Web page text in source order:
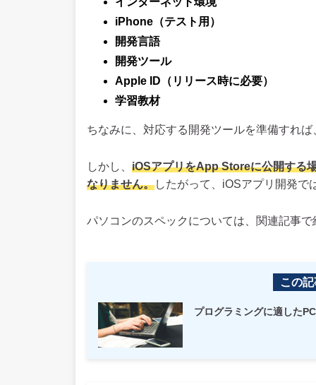
iPhone（テスト用）
開発言語
開発ツール
Apple ID（リリース時に必要）
学習教材
ちなみに、対応する開発ツールを準備すれば
しかし、 iOSアプリをApp Storeに公開する
なりません。したがって、iOSアプリ開発で
パソコンのスペックについては、関連記事
この
プログラミングに適した